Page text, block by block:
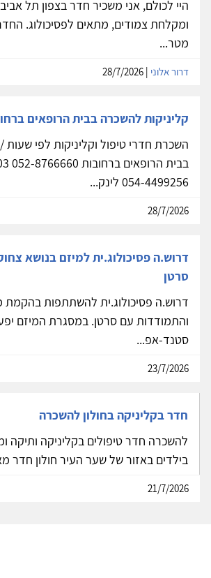
היי לכולם, אני משכיר חדר בצפון תל
מטר...
דרור אלוני
קליניקות להשכרה בבית הרופאים
השכרת חדרי טיפול וקליניקות לפי שעות
054-4499256 לינק...
28/7/2026
דרוש.ה פסיכולוג.ית למיזם בנושא
סרטן
דרוש.ה פסיכולוג.ית להשתתפות בהקמת
והתמודדות עם סרטן. במסגרת המיזם
סטנד-אפ...
23/7/2026
חדר בקליניקה בחולון להשכרה
להשכרה חדר טיפולים בקליניקה ותיקה
בילדים באזור של שער העיר חולון חדר
21/7/2026